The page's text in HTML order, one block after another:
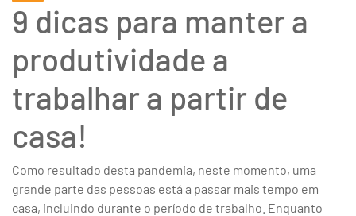
9 dicas para manter a
produtividade a
trabalhar a partir de
casa!
Como resultado desta pandemia, neste momento, uma
grande parte das pessoas está a passar mais tempo em
casa, incluindo durante o período de trabalho. Enquanto